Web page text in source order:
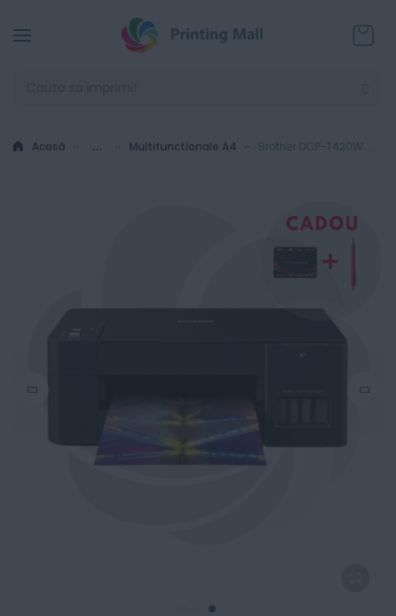
Acasă ... Multifunctionale A4